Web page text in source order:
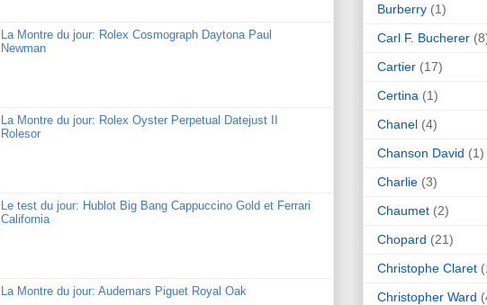
La Montre du jour: Rolex Cosmograph Daytona Paul
Newman
La Montre du jour: Rolex Oyster Perpetual Datejust II
Rolesor
Le test du jour: Hublot Big Bang Cappuccino Gold et Ferrari
California
La Montre du jour: Audemars Piguet Royal Oak
Burberry (1)
Carl F. Bucherer
Cartier (17)
Certina (1)
Chanel (4)
Chanson David (1)
Charlie (3)
Chaumet (2)
Chopard (21)
Christophe Claret
Christopher Ward